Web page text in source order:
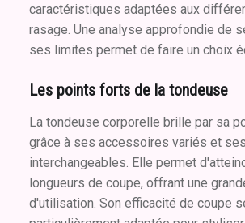
caractéristiques adaptées aux
rasage. Une analyse approfondie de
ses limites permet de faire un choix
Les points forts de la tondeuse
La tondeuse corporelle brille par sa
grâce à ses accessoires variés et
interchangeables. Elle permet
longueurs de coupe, offrant une
d'utilisation. Son efficacité de coupe